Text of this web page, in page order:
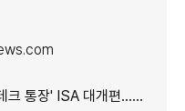
대개편…나에게 맞는 전략은?